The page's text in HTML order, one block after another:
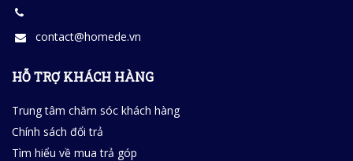
contact@homede.vn
HỖ TRỢ KHÁCH HÀNG
Trung tâm chăm sóc khách hàng
Chính sách đổi trả
Tìm hiểu về mua trả góp